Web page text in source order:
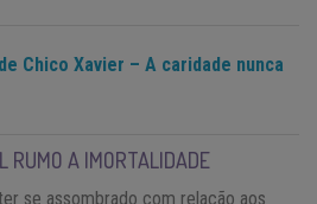
Chico Xavier – A caridade nunca
RUMO A IMORTALIDADE
se assombrado com relação aos